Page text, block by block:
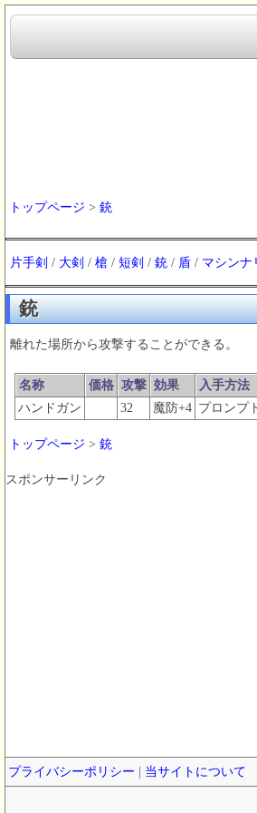
トップページ > 銃
片手剣 / 大剣 / 槍 / 短剣 / 銃 / 盾 / マシンナ
銃
離れた場所から攻撃することができる。
名称 価格 攻撃 効果
入手方法
ハンドガン
32 魔防+4 プロンプ
トップページ > 銃
スポンサーリンク
プライバシーポリシー 当サイトについて